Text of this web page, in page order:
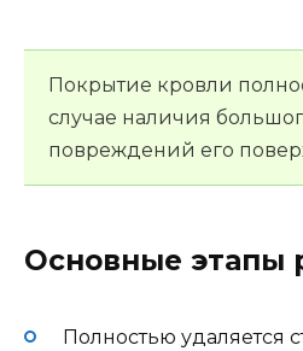
Покрытие кровли
случае наличия
повреждений его
Основные этапы
Полностью удаляется